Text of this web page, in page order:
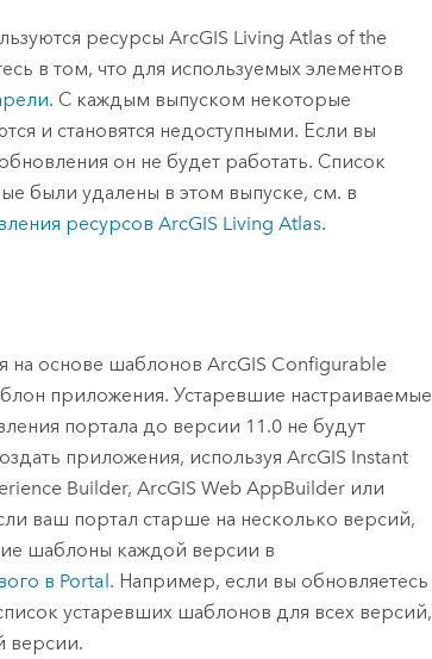
ресурсы ArcGIS Living Atlas of the
в том, что для используемых элементов
. С каждым выпуском некоторые
и становятся недоступными. Если вы
он не будет работать. Список
были удалены в этом выпуске, см. в
ресурсов ArcGIS Living Atlas.
на основе шаблонов ArcGIS Configurable
приложения. Устаревшие настраиваемые
портала до версии 11.0 не будут
приложения, используя ArcGIS Instant
Builder, ArcGIS Web AppBuilderили
ваш портал старше на несколько версий,
шаблоны каждой версии в
в Portal. Например, если вы обновляетесь
устаревших шаблонов для всех версий,
версии.